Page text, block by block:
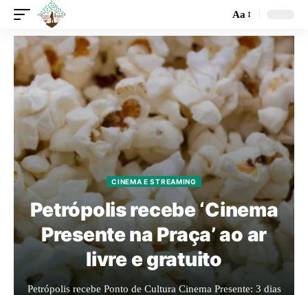
Aa
CINEMA E STREAMING
Petrópolis recebe ‘Cinema
Presente na Praça’ ao ar
livre e gratuito
Petrópolis recebe Ponto de Cultura Cinema Presente: 3 dias